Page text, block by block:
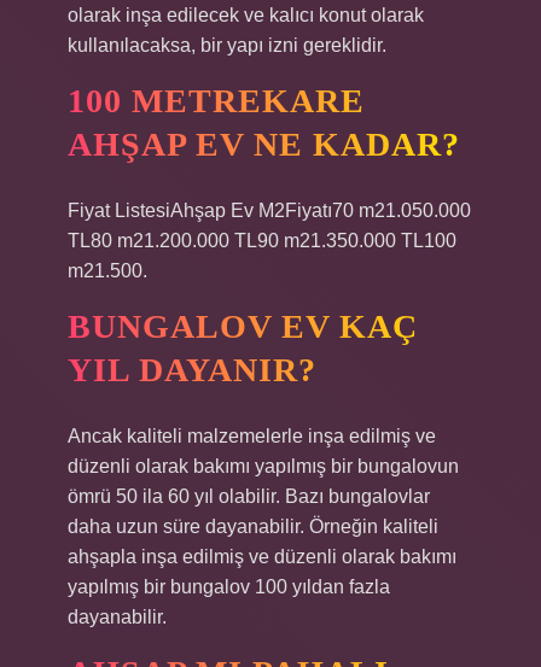
olarak inşa edilecek ve kalıcı konut olarak
kullanılacaksa, bir yapı izni gereklidir.
100 METREKARE
AHŞAP EV NE KADAR?
Fiyat ListesiAhşap Ev M2Fiyatı70 m21.050.000
TL80 m21.200.000 TL90 m21.350.000 TL100
m21.500.
BUNGALOV EV KAÇ
YIL DAYANIR?
Ancak kaliteli malzemelerle inşa edilmiş ve
düzenli olarak bakımı yapılmış bir bungalovun
ömrü 50 ila 60 yıl olabilir. Bazı bungalovlar
daha uzun süre dayanabilir. Örneğin kaliteli
ahşapla inşa edilmiş ve düzenli olarak bakımı
yapılmış bir bungalov 100 yıldan fazla
dayanabilir.